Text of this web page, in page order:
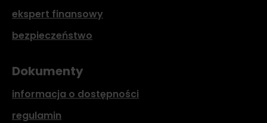
ekspert finansowy
bezpieczeństwo
Dokumenty
informacja o dostępności
regulamin